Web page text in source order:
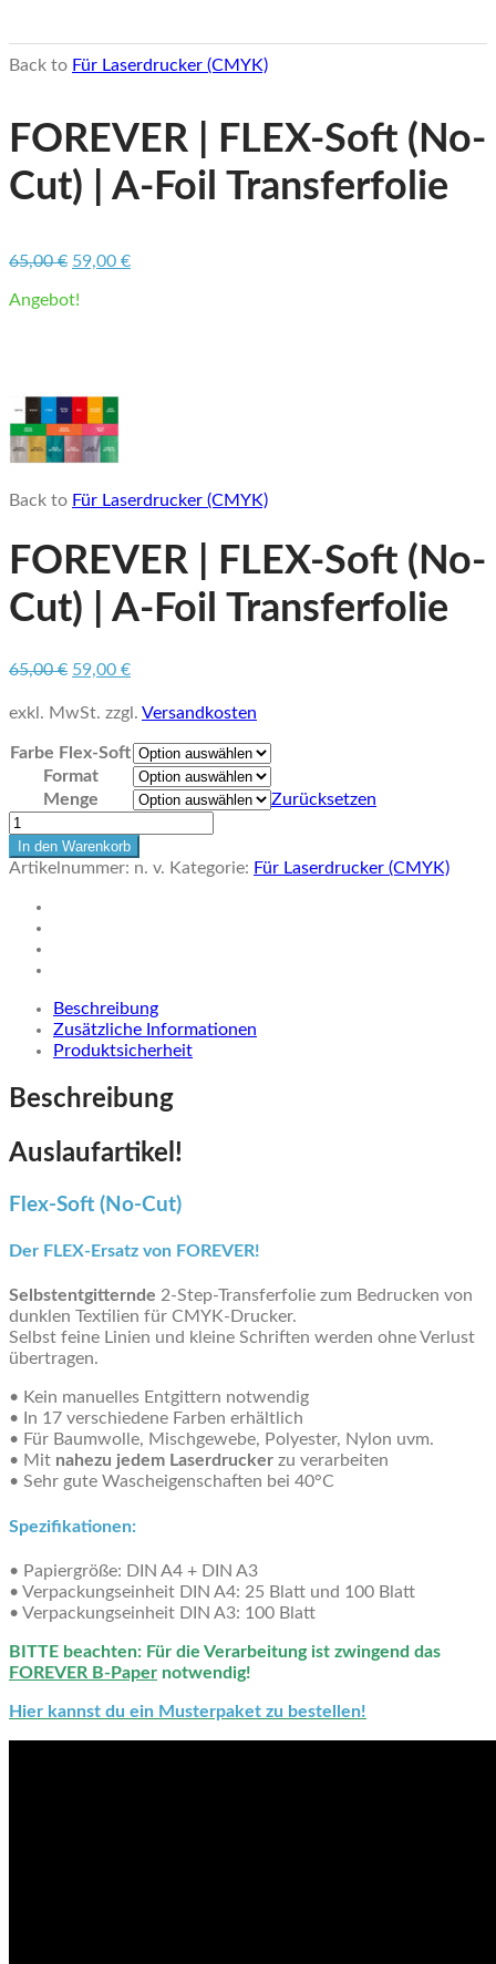
Back to Für Laserdrucker (CMYK)
FOREVER | FLEX-Soft (No-
Cut) | A-Foil Transferfolie
65,00€ Ursprünglicher
war:
59,00 €Aktueller
Angebot!
Back to Für Laserdrucker (CMYK)
FOREVER | FLEX-Soft (No-
Cut) | A-Foil Transferfolie
65,00€ Ursprünglicher
war:
59,00 €Aktueller
ist:
exkl. MwSt. zzgl. Versandkosten
Farbe Flex-Soft
Format
Menge
Zurücksetzen
FOREVER
FLEX-
(No-
Cut)
Transferfolie
Menge
In den Warenkorb
Artikelnummer: n. v. Kategorie: Für Laserdrucker (CMYK)
Beschreibung
Zusätzliche Informationen
Produktsicherheit
Beschreibung
Auslaufartikel!
Flex-Soft (No-Cut)
Der FLEX-Ersatz von FOREVER!
Selbstentgitternde 2-Step-Transferfolie zum Bedrucken von
dunklen Textilien für CMYK-Drucker.
Selbst feine Linien und kleine Schriften werden ohne Verlust
übertragen.
• Kein manuelles Entgittern notwendig
• In 17 verschiedene Farben erhältlich
• Für Baumwolle, Mischgewebe, Polyester, Nylon uvm.
• Mit nahezu jedem Laserdrucker zu verarbeiten
• Sehr gute Wascheigenschaften bei 40°C
Spezifikationen:
• Papiergröße: DIN A4 + DIN A3
• Verpackungseinheit DIN A4: 25 Blatt und 100 Blatt
• Verpackungseinheit DIN A3: 100 Blatt
BITTE beachten: Für die Verarbeitung ist zwingend das
FOREVER B-Paper notwendig!
Hier kannst du ein Musterpaket zu bestellen!